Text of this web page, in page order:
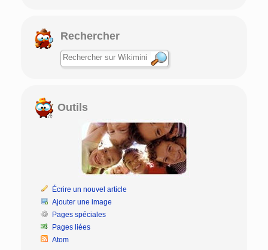
Rechercher
Outils
Écrire un nouvel article
Ajouter une image
Pages spéciales
Pages liées
Atom